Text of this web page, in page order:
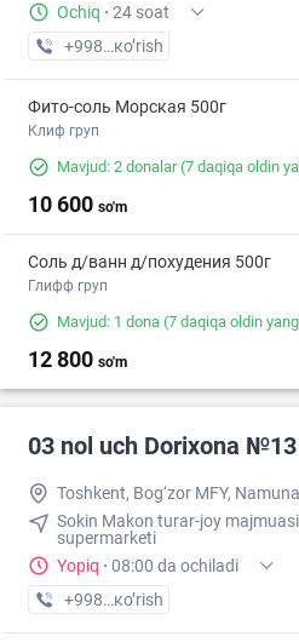
Ochiq · 24 soat
+998 (91) XXX-XX-XX
кo’rish
Фито-соль Морская 500г
Клиф груп
Mavjud: 2 donalar(7 daqiqa oldin
10 600 so'm
Соль д/ванн д/похудения 500г
Глифф груп
Mavjud: 1 dona (7 daqiqa oldin
12 800 so'm
03 nol uch Dorixona №13
Toshkent, Bog‘zor MFY,
Sokin Makon turar-joy
supermarketi
Yopiq · 08:00 da ochiladi
+998 (77) XXX-XX-XX
кo’rish